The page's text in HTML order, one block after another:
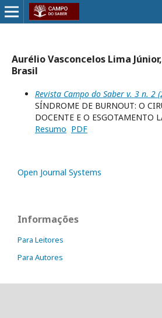
Aurélio Vasconcelos Lima
Brasil
Revista Campo do Saber v. 3 n. 2
SÍNDROME DE BURNOUT: O
DOCENTE E O ESGOTAMENTO
Resumo PDF
Open Journal Systems
Informações
Para Leitores
Para Autores